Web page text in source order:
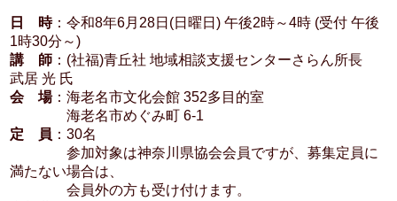
日 時：令和8年6月28日(日曜日) 午後2時～4時 (受付 午後
1時30分～)
講 師 ：(社福)青丘社 地域相談支援センターさらん所長
武居 光 氏
会 場：海老名市文化会館 352多目的室
海老名市めぐみ町 6-1
定 員 ：30名
参加対象は神奈川県協会会員ですが、募集定員に
満たない場合は、
会員外の方も受け付けます。